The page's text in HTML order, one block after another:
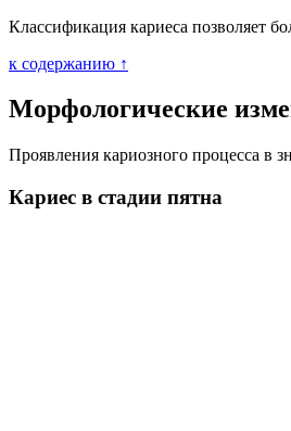
Классификация кариеса позволяет
к содержанию ↑
Морфологические
Проявления кариозного процесса в
Кариес в стадии пятна